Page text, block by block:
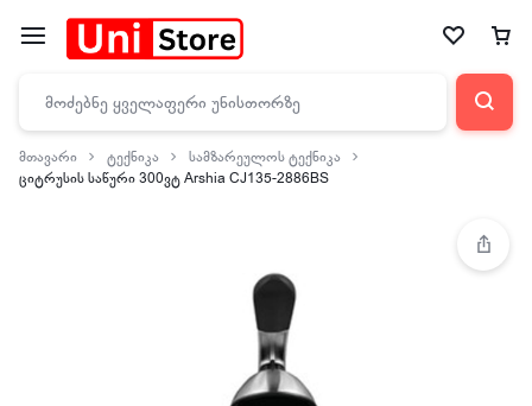
მთავარი ტექნიკა
სამზარეულოს ტექნიკა
ციტრუსის საწური 300ვტ Arshia CJ135-2886BS